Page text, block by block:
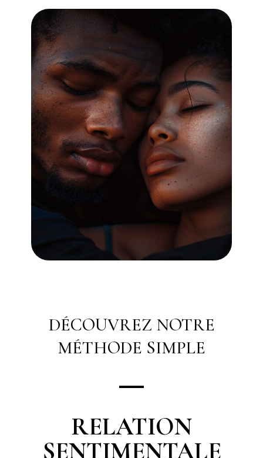
DÉCOUVREZ NOTRE
MÉTHODE SIMPLE
RELATION
SENTIMENTALE